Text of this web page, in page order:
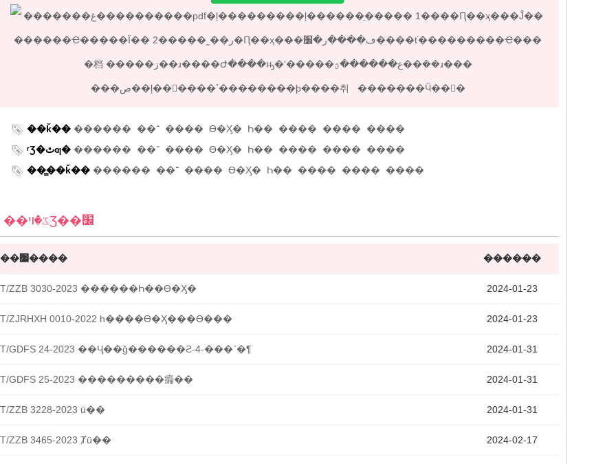
���ص��ļ��򲻿����ߴ��������ϸ����취 �������Ӵ��󱨸�
��ǩ�� ������ ��־ ���� ϴ�Ӽ� Һ�� ���� ���� ����
ʳƷ�ٿƣ� ������ ��־ ���� ϴ�Ӽ� Һ�� ���� ���� ����
��̳��ǩ�� ������ ��־ ���� ϴ�Ӽ� Һ�� ���� ���� ����
��ػ�ױƷ��׼
��׼���� ������
��
�鿴 �ղ�
T/ZZB 3030-2023 ������Һ��ϴ�Ӽ� 2024-01-23
T/ZJRHXH 0010-2022 һ����ϴ�Ӽ���ϴ��� 2024-01-23
T/GDFS 24-2023 ��Ҷ��ǧ������ϩ-4-���ʹ�¶ 2024-01-31
T/GDFS 25-2023 ���������㾫�� 2024-01-31
T/ZZB 3228-2023 ü�� 2024-01-31
T/ZZB 3465-2023 Ⱦü�� 2024-02-17